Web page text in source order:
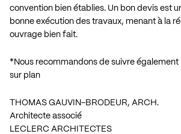
convention bien établies. Un bon devis est
bonne exécution des travaux, menant à la
ouvrage bien fait.
*Nous recommandons de suivre
sur plan
THOMAS GAUVIN-BRODEUR, ARCH.
Architecte associé
LECLERC ARCHITECTES